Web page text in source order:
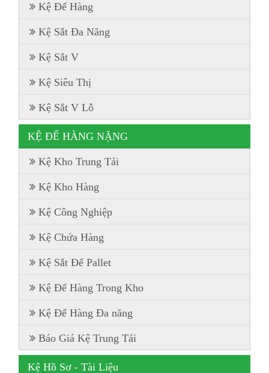
Kệ Để Hàng
Kệ Sắt Đa Năng
Kệ Sắt V
Kệ Siêu Thị
Kệ Sắt V Lỗ
KỆ ĐỂ HÀNG NẶNG
Kệ Kho Trung Tải
Kệ Kho Hàng
Kệ Công Nghiệp
Kệ Chứa Hàng
Kệ Sắt Để Pallet
Kệ Để Hàng Trong Kho
Kệ Để Hàng Đa năng
Báo Giá Kệ Trung Tải
Kệ Hồ Sơ - Tài Liệu